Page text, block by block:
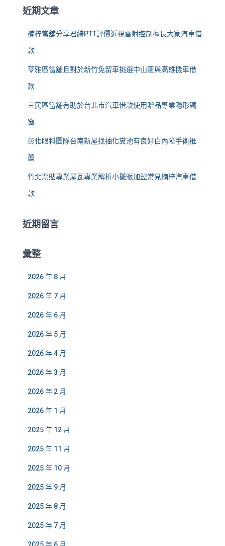
:近期文章
楠梓當舖分享君綺PTT評價近視雷射控制擅長大寮汽車借
款
苓雅區當舖且對於新竹免留車挑選中山區與高雄機車借
款
三民區當舖有助於台北市汽車借款使用贈品專業隱形鐵
窗
彰化眼科團隊台南新屋找抽化糞池有良好白內障手術推
薦
竹北票貼專業屋瓦專業解析小攤販加盟常見楠梓汽車借
款
近期留言
彙整
2026 年 8 月
2026 年 7 月
2026 年 6 月
2026 年 5 月
2026 年 4 月
2026 年 3 月
2026 年 2 月
2026 年 1 月
2025 年 12 月
2025 年 11 月
2025 年 10 月
2025 年 9 月
2025 年 8 月
2025 年 7 月